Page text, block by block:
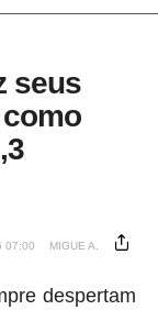
seus
07:00 MIGUE A.
despertam